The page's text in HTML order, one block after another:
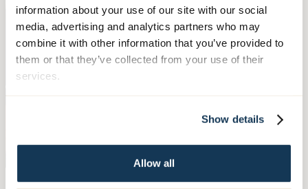
information about your use of our site with our social
media, advertising and analytics partners who may
combine it with other information that you’ve provided to
them or that they’ve collected from your use of their
services.
Show details
Allow all